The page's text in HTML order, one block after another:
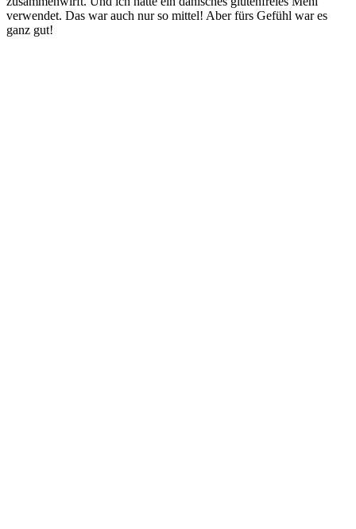
verwendet. Das war auch nur so mittel! Aber fürs Gefühl war es
ganz gut!